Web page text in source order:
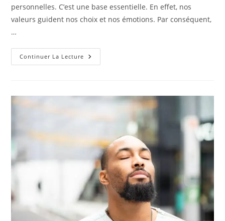
personnelles. C’est une base essentielle. En effet, nos
valeurs guident nos choix et nos émotions. Par conséquent,
…
Continuer La Lecture Quels
Exercices
Mieux